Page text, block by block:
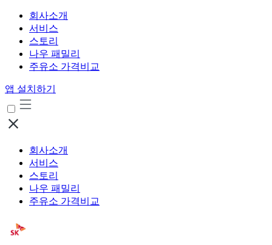
회사소개
서비스
스토리
나우 패밀리
주유소 가격비교
앱 설치하기
회사소개
서비스
스토리
나우 패밀리
주유소 가격비교